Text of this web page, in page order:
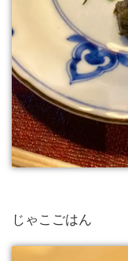
じゃこごはん